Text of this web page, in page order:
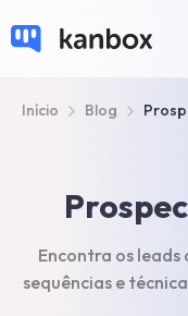
Início Blog
Encontra os leads
sequências e